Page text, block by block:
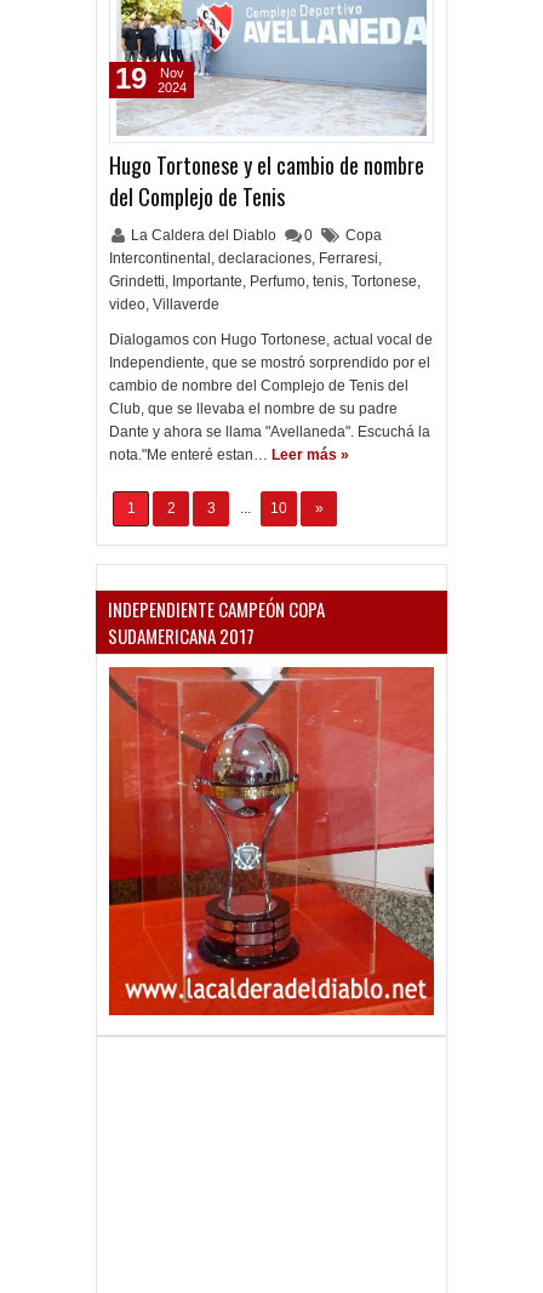
Hugo Tortonese y el cambio de nombre
del Complejo de Tenis
La Caldera del Diablo 0
Copa
Intercontinental , declaraciones, Ferraresi,
Grindetti, Importante, Perfumo, tenis, Tortonese,
video, Villaverde
Dialogamos con Hugo Tortonese, actual vocal de
Independiente, que se mostró sorprendido por el
cambio de nombre del Complejo de Tenis del
Club, que se llevaba el nombre de su padre
Dante y ahora se llama "Avellaneda". Escuchá la
nota."Me enteré estan… Leer más »
19
Nov
2024
1 2 3 ... 10 »
INDEPENDIENTE CAMPEÓN COPA
SUDAMERICANA 2017